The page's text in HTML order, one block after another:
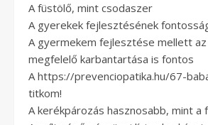
A füstölő, mint csodaszer
A gyerekek fejlesztésének
A gyermekem fejlesztése mellett
megfelelő karbantartása is fontos
A https://prevenciopatika.hu/67-
titkom!
A kerékpározás hasznosabb, mint